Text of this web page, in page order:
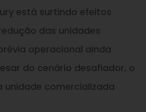
está surtindo efeitos
das unidades
operacional ainda
do cenário desafiador, o
unidade comercializada